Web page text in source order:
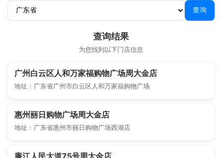
查询
查询结果
为您找到以下门店信息
广州白云区人和万家福购物广场周大金店
地址：广东省广州市白云区人和万家福购物广场
惠州丽日购物广场周大金店
地址：广东省惠州市丽日购物广场西湖店
廉江人民大道75号周大金店